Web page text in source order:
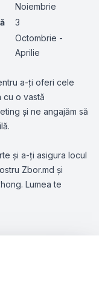
Noiembrie
3
Octombrie -
Aprilie
a-ți oferi cele
cu o vastă
și ne angajăm să
și a-ți asigura locul
Zbor.md și
Lumea te